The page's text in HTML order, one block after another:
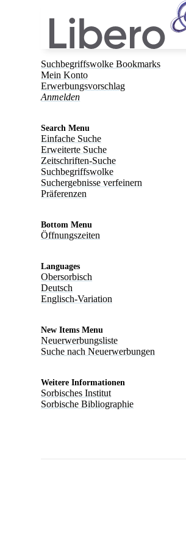
Suchbegriffswolke Bookmarks
Mein Konto
Erwerbungsvorschlag
Anmelden
Search Menu
Einfache Suche
Erweiterte Suche
Zeitschriften-Suche
Suchbegriffswolke
Suchergebnisse verfeinern
Präferenzen
Bottom Menu
Öffnungszeiten
Languages
Obersorbisch
Deutsch
Englisch-Variation
New Items Menu
Neuerwerbungsliste
Suche nach Neuerwerbungen
Weitere Informationen
Sorbisches Institut
Sorbische Bibliographie